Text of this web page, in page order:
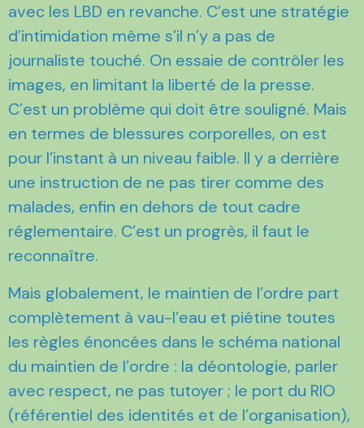
avec les LBD en revanche. C’est une stratégie
d’intimidation même s’il n’y a pas de
journaliste touché. On essaie de contrôler les
images, en limitant la liberté de la presse.
C’est un problème qui doit être souligné. Mais
en termes de blessures corporelles, on est
pour l’instant à un niveau faible. Il y a derrière
une instruction de ne pas tirer comme des
malades, enfin en dehors de tout cadre
réglementaire. C’est un progrès, il faut le
reconnaître.
Mais globalement, le maintien de l’ordre part
complètement à vau-l’eau et piétine toutes
les règles énoncées dans le schéma national
du maintien de l’ordre : la déontologie, parler
avec respect, ne pas tutoyer ; le port du RIO
(référentiel des identités et de l’organisation),